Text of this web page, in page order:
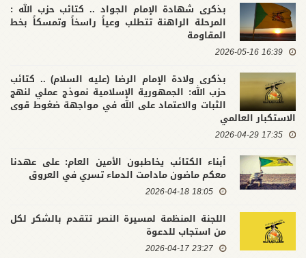
بذكرى شهادة الإمام الجواد .. كتائب حزب الله :
المرحلة الراهنة تتطلب وعياً راسخاً وتمسكاً بخط
المقاومة
16:39 2026-05-16
بذكرى ولادة الإمام الرضا (عليه السلام) .. كتائب
حزب الله: الجمهورية الإسلامية نموذج عملي لنهج
الثبات والاعتماد على الله في مواجهة ضغوط قوى
الاستكبار العالمي
17:35 2026-04-29
أبناء الكتائب يخاطبون الأمين العام: على عهدنا
معكم ماضون مادامت الدماء تسري في العروق
18:05 2026-04-18
اللجنة المنظمة لمسيرة النصر تتقدم بالشكر لكل
من استجاب للدعوة
23:27 2026-04-17